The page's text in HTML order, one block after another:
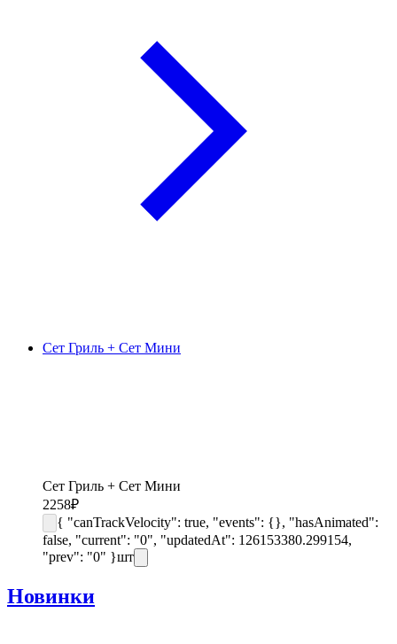
Сет Гриль + Сет Мини
Сет Гриль + Сет Мини
2258₽
{ "canTrackVelocity": true, "events": {}, "hasAnimated":
false, "current": "0", "updatedAt": 126153380.299154,
"prev": "0" }шт
Новинки